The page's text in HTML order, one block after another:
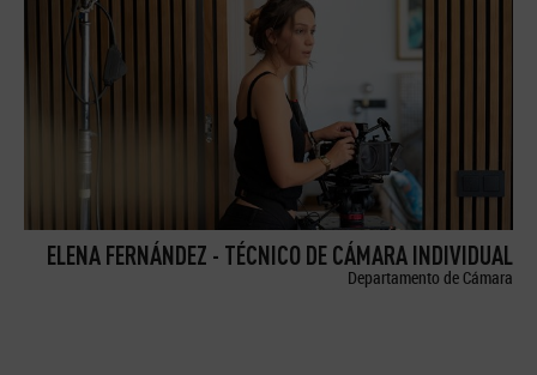
ELENA FERNÁNDEZ - TÉCNICO DE CÁMARA INDIVIDUAL
Departamento de Cámara